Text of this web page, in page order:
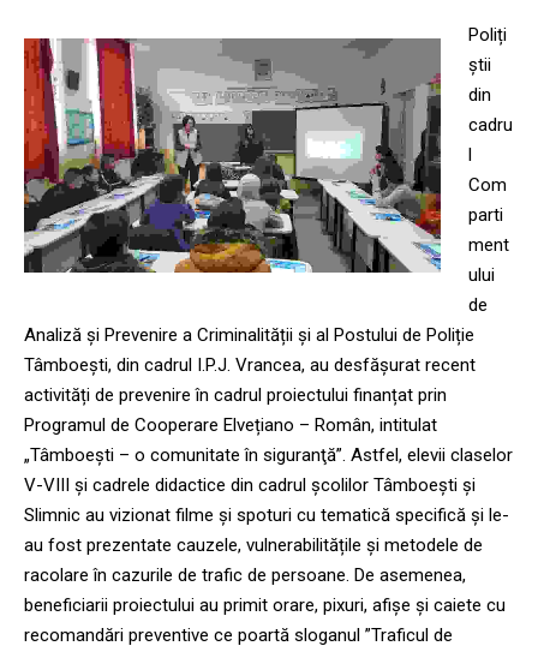
Poliți
știi
din
cadru
l
Com
parti
ment
ului
de
Analiză și Prevenire a Criminalității și al Postului de Poliție
Tâmboești, din cadrul I.P.J. Vrancea, au desfășurat recent
activități de prevenire în cadrul proiectului finanțat prin
Programul de Cooperare Elvețiano – Român, intitulat
„Tâmboești – o comunitate în siguranţă”. Astfel, elevii claselor
V-VIII și cadrele didactice din cadrul școlilor Tâmboești și
Slimnic au vizionat filme și spoturi cu tematică specifică și le-
au fost prezentate cauzele, vulnerabilitățile și metodele de
racolare în cazurile de trafic de persoane. De asemenea,
beneficiarii proiectului au primit orare, pixuri, afișe și caiete cu
recomandări preventive ce poartă sloganul ”Traficul de